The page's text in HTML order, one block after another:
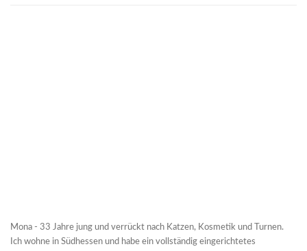
Mona - 33 Jahre jung und verrückt nach Katzen, Kosmetik und Turnen.
Ich wohne in Südhessen und habe ein vollständig eingerichtetes